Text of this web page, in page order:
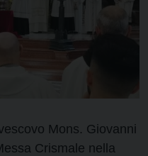
Mons. Giovanni
Crismale nella